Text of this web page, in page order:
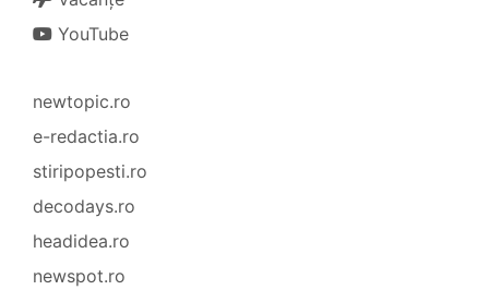
YouTube
newtopic.ro
e-redactia.ro
stiripopesti.ro
decodays.ro
headidea.ro
newspot.ro